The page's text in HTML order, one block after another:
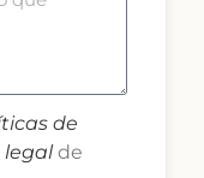
de
legalde